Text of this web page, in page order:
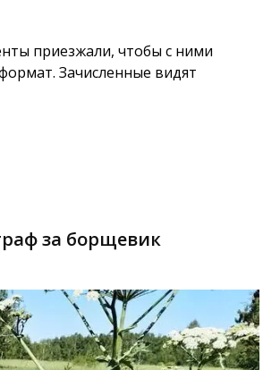
приезжали, чтобы с ними
Зачисленные видят
за борщевик